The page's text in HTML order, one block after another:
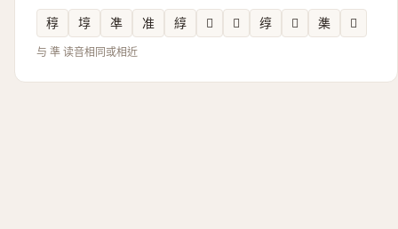
稕 埻 凖 准 綧 𪳙 𮁍 𬘯 𤌞 𬄕 𪟻
与 準 读音相同或相近